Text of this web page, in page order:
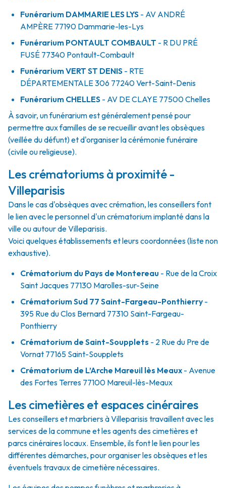
Funérarium DAMMARIE LES LYS - AV ANDRÉ
AMPÈRE 77190 Dammarie-les-Lys
Funérarium PONTAULT COMBAULT - R DU PRÉ
FUSÉ 77340 Pontault-Combault
FunérariumVERT ST DENIS - RTE
DÉPARTEMENTALE 306 77240Vert-Saint-Denis
Funérarium CHELLES - AV DE CLAYE 77500Chelles
À savoir, un funérarium est généralement pensé pour
permettre aux familles de se recueillir avant les obsèques
(veillée du défunt) et d'organiser la cérémonie funéraire
(civile ou religieuse).
Les crématoriums à proximité -
Villeparisis
Dans le cas d'obsèques avec crémation, les conseillers font
le lien avec le personnel d'un crématorium implanté dans la
ville ou autour de Villeparisis.
Voici quelques établissements et leurs coordonnées (liste non
exhaustive).
Crématorium du Pays de Montereau - Rue de la Croix
Saint Jacques 77130 Marolles-sur-Seine
Crématorium Sud 77 Saint-Fargeau-Ponthierry -
395 Rue du Clos Bernard 77310 Saint-Fargeau-
Ponthierry
Crématorium de Saint-Soupplets - 2 Rue du Pre de
Vornat 77165 Saint-Soupplets
Crématorium de L’Arche Mareuil lès Meaux - Avenue
des Fortes Terres 77100 Mareuil-lès-Meaux
Les cimetières et espaces cinéraires
Les conseillers et marbriers à Villeparisis travaillent avec les
services de la commune et les agents des cimetières et
parcs cinéraires locaux. Ensemble, ils font le lien pour les
différentes démarches, pour organiser les obsèques et les
éventuels travaux de cimetière nécessaires.